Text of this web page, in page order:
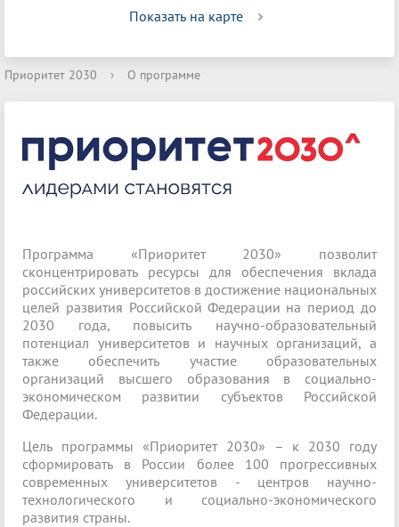
Показать на карте
Приоритет 2030 › О программе
Программа «Приоритет 2030» позволит
сконцентрировать ресурсы для обеспечения вклада
российских университетов в достижение национальных
целей развития Российской Федерации на период до
2030 года, повысить научно-образовательный
потенциал университетов и научных организаций, а
также обеспечить участие образовательных
организаций высшего образования в социально-
экономическом развитии субъектов Российской
Федерации.
Цель программы «Приоритет 2030» – к 2030 году
сформировать в России более 100 прогрессивных
современных университетов - центров научно-
технологического и социально-экономического
развития страны.